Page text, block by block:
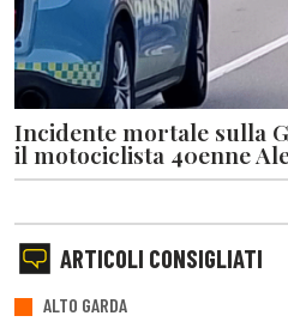
Incidente mortale sulla
il motociclista 40enne
ARTICOLI CONSIGLIATI
ALTO GARDA